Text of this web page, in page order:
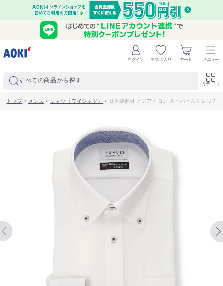
すべての商品から探す カテゴリ
トップ> メンズ > シャツ（ワイシャツ） > 日本製素材 ノンアイロン スーパーストレッチ